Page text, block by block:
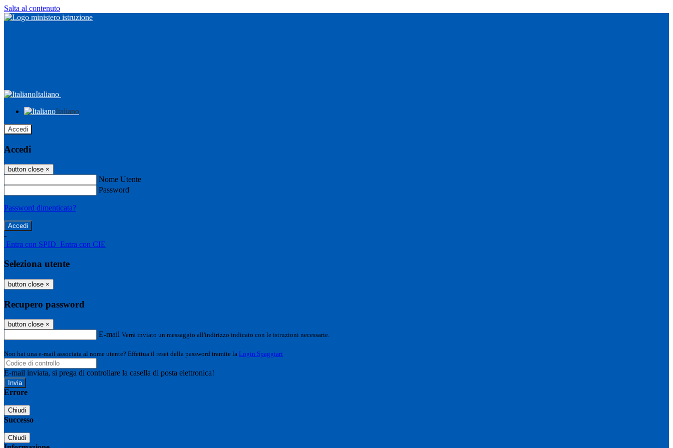
Salta al contenuto
Italiano
Italiano
Accedi
Accedi
button close ×
Nome Utente
Password
Password dimenticata?
-
Entra con SPID Entra con CIE
Seleziona utente
button close ×
Recupero password
button close ×
E-mail Verrà inviato un messaggio all'indirizzo indicato con le istruzioni necessarie.
Non hai una e-mail associata al nome utente? Effettua il reset della password tramite la Login Spaggiari
E-mail inviata, si prega di controllare la casella di posta elettronica!
Errore
Chiudi
Successo
Chiudi